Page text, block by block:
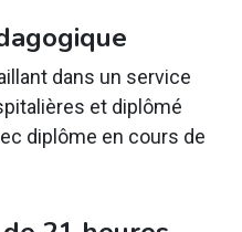
dans un service
et diplômé
diplôme en cours de